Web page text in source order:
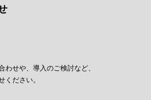
わせや、導入のご検討など、
ください。